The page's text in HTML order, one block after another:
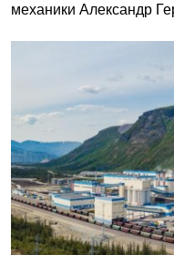
механики Александр